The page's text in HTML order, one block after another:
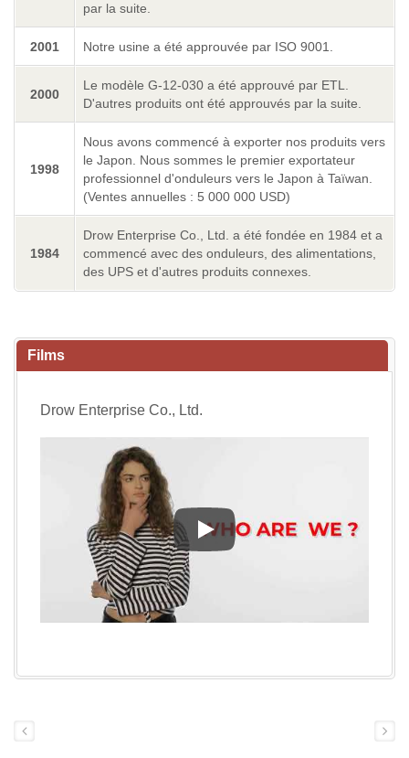
par la suite.
2001 Notre usine a été approuvée par ISO 9001.
2000
Le modèle G-12-030 a été approuvé par ETL.
D'autres produits ont été approuvés par la suite.
1998
Nous avons commencé à exporter nos produits vers
le Japon. Nous sommes le premier exportateur
professionnel d'onduleurs vers le Japon à Taïwan.
(Ventes annuelles : 5 000 000 USD)
1984
Drow Enterprise Co., Ltd. a été fondée en 1984 et a
commencé avec des onduleurs, des alimentations,
des UPS et d'autres produits connexes.
Films
Drow Enterprise Co., Ltd.
Drow Enterprise Co., Ltd.